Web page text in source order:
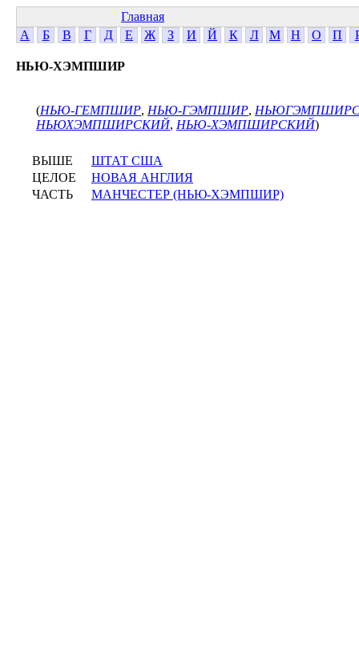
Главная
А
Б В Г Д Е Ж З И Й К Л М Н О П
НЬЮ-ХЭМПШИР
(НЬЮ-ГЕМПШИР, НЬЮ-ГЭМПШИР,
НЬЮХЭМПШИРСКИЙ, НЬЮ-ХЭМПШИРСКИЙ)
ВЫШЕ
ШТАТ США
ЦЕЛОЕ
НОВАЯ АНГЛИЯ
ЧАСТЬ
МАНЧЕСТЕР (НЬЮ-ХЭМПШИР)